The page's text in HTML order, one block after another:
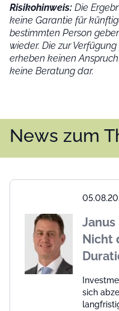
Risikohinweis: Die
keine Garantie für
bestimmten Person
wieder. Die zur
erheben keinen
keine Beratung dar.
News zum
Janus
Nicht
sich